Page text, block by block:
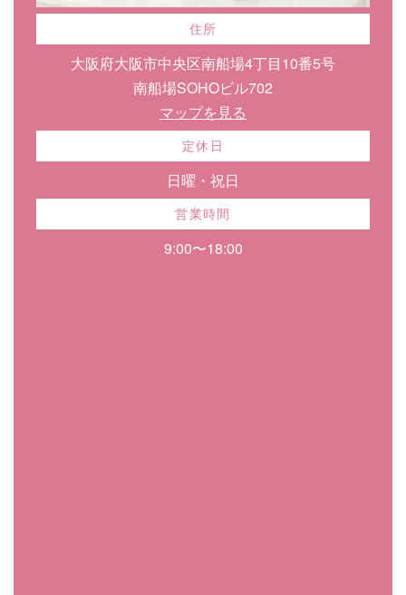
住所
大阪府大阪市中央区南船場4丁目10番5号
南船場SOHOビル702
マップを見る
定休日
日曜・祝日
営業時間
9:00〜18:00